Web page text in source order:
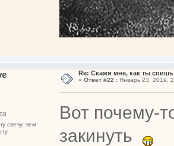
свечу, чем
Re: Скажи мне, как ты спишь
« Ответ #22 :Январь 23, 2019,
Вот почему-
закинуть